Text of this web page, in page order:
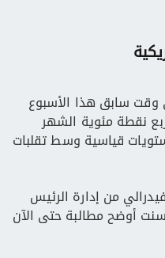
وقت سابق هذا الأسبوع
نقطة مئوية الشهر
قياسية وسط تقلبات
من إدارة الرئيس
أوضح مطالبة حتى الآن